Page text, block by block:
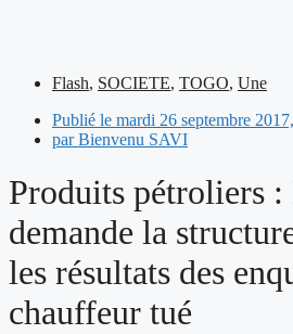
Flash, SOCIETE, TOGO, Une
Publié le mardi 26 septembre 2017,
parBienvenu SAVI
Produits pétroliers
demande la
les résultats des
chauffeur tué